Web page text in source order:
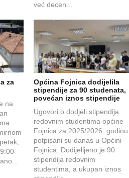
već decen...
za
na
Općina Fojnica dodijelila
stipendije za 90 studenata,
povećan iznos stipendije
Ugovori o dodjeli stipendija
redovnim studentima općine
Fojnica za 2025/2026. godinu
potpisani su danas u Općini
Fojnica. Dodijelljeno je 90
stipendija redovnim
studentima, a ukupan iznos